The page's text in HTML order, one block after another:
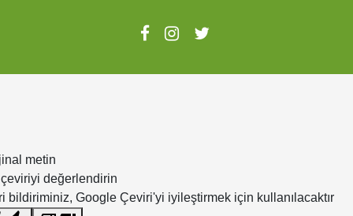
metin
değerlendirin
bildiriminiz, Google Çeviri'yi iyileştirmek için kullanılacaktır